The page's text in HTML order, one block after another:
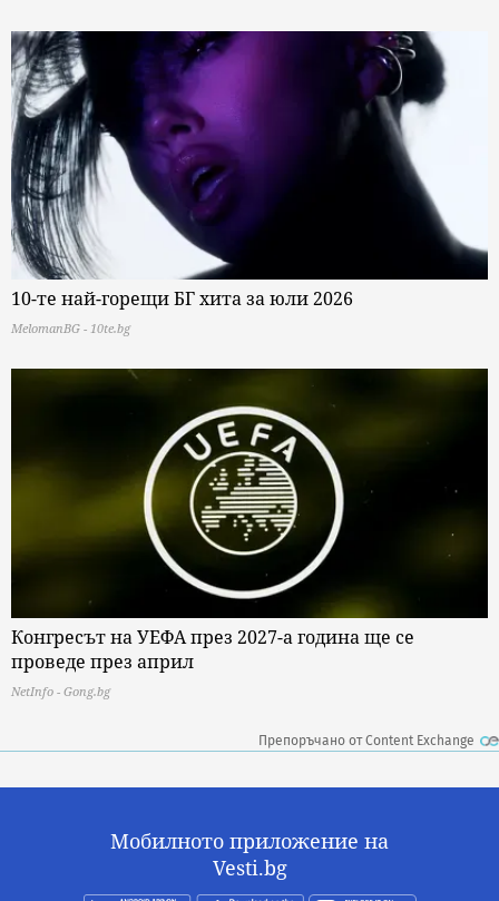
10-те най-горещи БГ хита за юли 2026
MelomanBG - 10te.bg
Конгресът на УЕФА през 2027-а година ще се
проведе през април
NetInfo - Gong.bg
Препоръчано от Content Exchange
Мобилното приложение на
Vesti.bg